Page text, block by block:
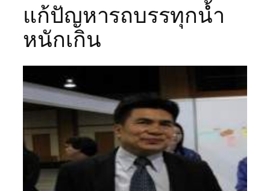
แก้ปัญหารถบรรทุกน้ำ
หนักเกิน